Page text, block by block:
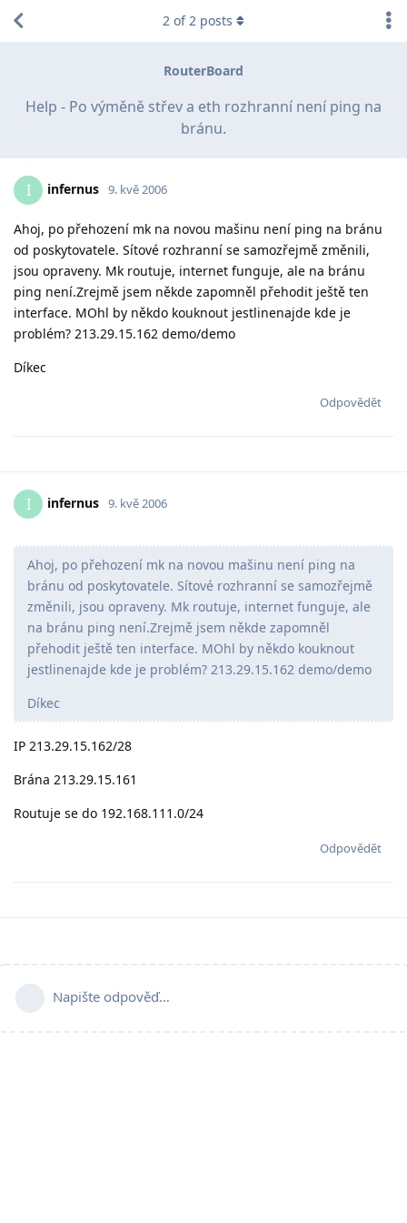
RouterBoard
Help - Po výměně střev a eth rozhranní není ping na
bránu.
2 of2 posts
I infernus 9. kvě 2006
Ahoj, po přehození mk na novou mašinu není ping na bránu
od poskytovatele. Sítové rozhranní se samozřejmě změnili,
jsou opraveny. Mk routuje, internet funguje, ale na bránu
ping není.Zrejmě jsem někde zapomněl přehodit ještě ten
interface. MOhl by někdo kouknout jestlinenajde kde je
problém? 213.29.15.162 demo/demo
Díkec
Odpovědět
I infernus 9. kvě 2006
Ahoj, po přehození mk na novou mašinu není ping na
bránu od poskytovatele. Sítové rozhranní se samozřejmě
změnili, jsou opraveny. Mk routuje, internet funguje, ale
na bránu ping není.Zrejmě jsem někde zapomněl
přehodit ještě ten interface. MOhl by někdo kouknout
jestlinenajde kde je problém? 213.29.15.162 demo/demo
Díkec
IP 213.29.15.162/28
Brána 213.29.15.161
Routuje se do 192.168.111.0/24
Odpovědět
Napište odpověď…